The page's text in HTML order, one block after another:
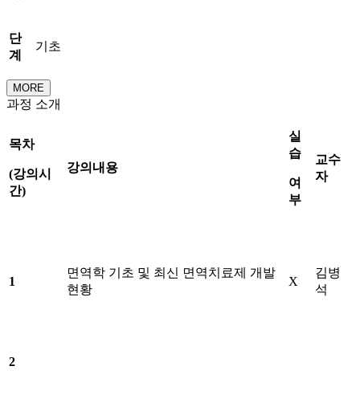
단
계
기초
MORE
과정 소개
목차
(강의시
간)
강의내용
실
습
여
부
교수
자
1
면역학 기초 및 최신 면역치료제 개발
현황
X
김병
석
2